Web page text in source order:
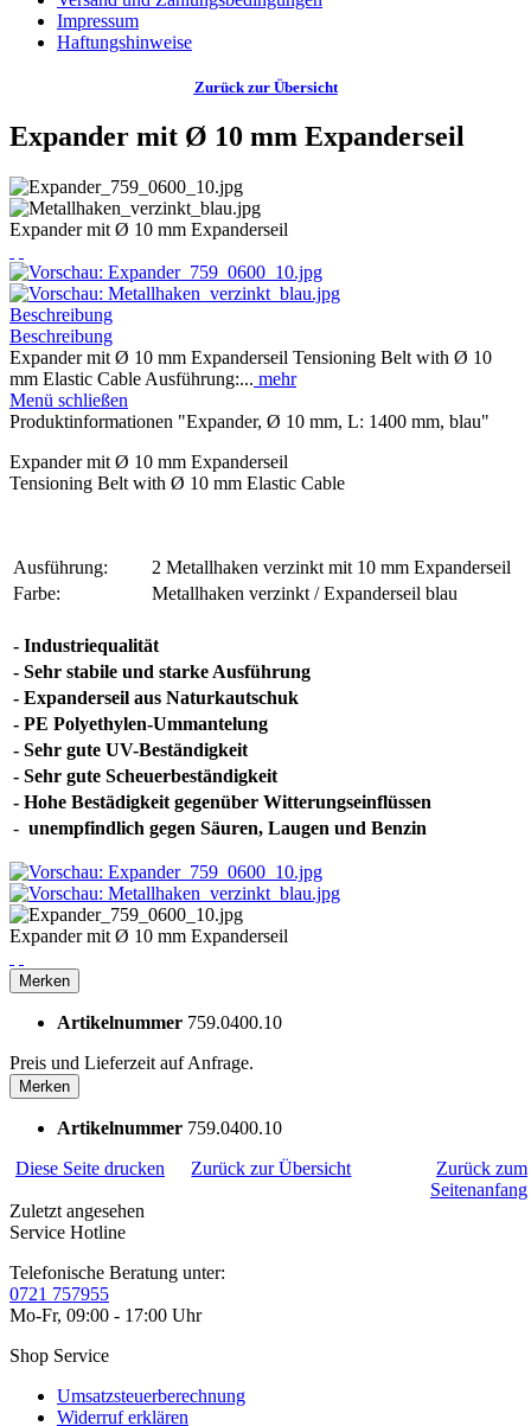
Impressum
Haftungshinweise
Zurück zur Übersicht
Expander mit Ø 10 mm Expanderseil
Expander mit Ø 10 mm Expanderseil
Beschreibung
Beschreibung
Expander mit Ø 10 mm Expanderseil Tensioning Belt with Ø 10
mm Elastic Cable Ausführung:... mehr
Menü schließen
Produktinformationen "Expander, Ø 10 mm, L: 1400 mm, blau"
Expander mit Ø 10 mm Expanderseil
Tensioning Belt with Ø 10 mm Elastic Cable
Ausführung:
2 Metallhaken verzinkt mit 10 mm Expanderseil
Farbe:
Metallhaken verzinkt / Expanderseil blau
- Industriequalität
- Sehr stabile und starke Ausführung
- Expanderseil aus Naturkautschuk
- PE Polyethylen-Ummantelung
- Sehr gute UV-Beständigkeit
- Sehr gute Scheuerbeständigkeit
- Hohe Bestädigkeit gegenüber Witterungseinflüssen
- unempfindlich gegen Säuren, Laugen und Benzin
Expander mit Ø 10 mm Expanderseil
Merken
Artikelnummer 759.0400.10
Preis und Lieferzeit auf Anfrage.
Merken
Artikelnummer 759.0400.10
Diese Seite drucken
Zurück zur Übersicht
Zurück zum
Seitenanfang
Zuletzt angesehen
Service Hotline
Telefonische Beratung unter:
0721 757955
Mo-Fr, 09:00 - 17:00 Uhr
Shop Service
Umsatzsteuerberechnung
Widerruf erklären